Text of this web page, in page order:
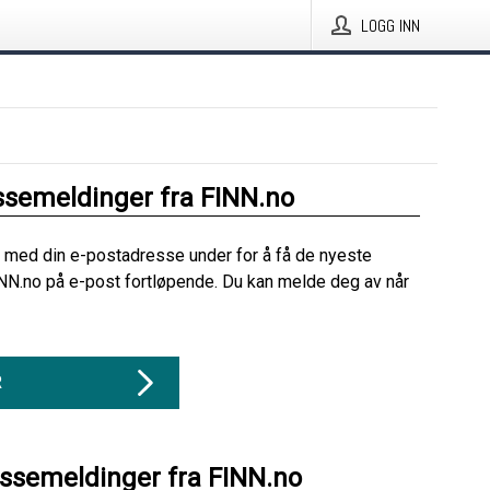
LOGG INN
fra FINN.no
din e-postadresse under for å få de nyeste
på e-post fortløpende. Du kan melde deg av når
fra FINN.no